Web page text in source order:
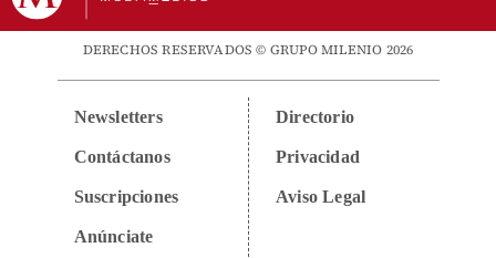
DERECHOS RESERVADOS © GRUPO MILENIO 2026
Newsletters
Contáctanos
Suscripciones
Anúnciate
Directorio
Privacidad
Aviso Legal